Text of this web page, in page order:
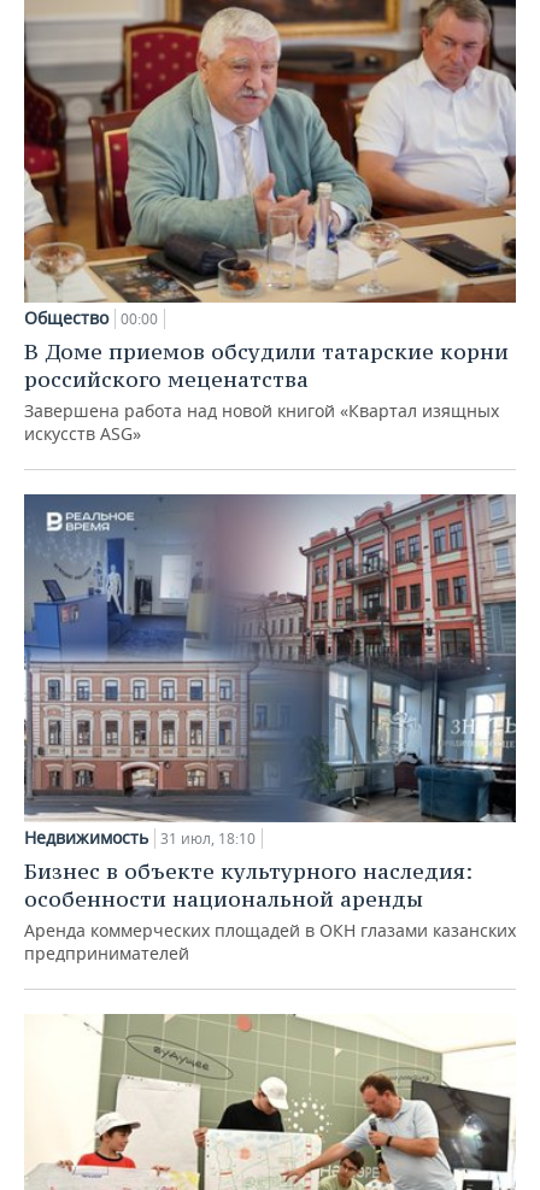
Общество 00:00
В Доме приемов обсудили татарские корни
российского меценатства
Завершена работа над новой книгой «Квартал изящных
искусств ASG»
Недвижимость 31 июл, 18:10
Бизнес в объекте культурного наследия:
особенности национальной аренды
Аренда коммерческих площадей в ОКН глазами казанских
предпринимателей